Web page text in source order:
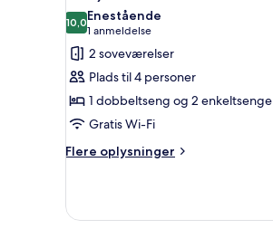
billeder
af
Familielejlighed
-
2
soveværelser
(1
Double
Twin)
10,010,0 ud af 10
Enestående
1 anmeldelse
(1
anmeldelse)
2 soveværelser
Plads til 4 personer
1 dobbeltseng og 2 enkeltsenge
Gratis Wi-Fi
Flere oplysninger
Flere
-